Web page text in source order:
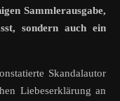
Sammlerausgabe,
sondern auch ein
Skandalautor
Liebeserklärung an